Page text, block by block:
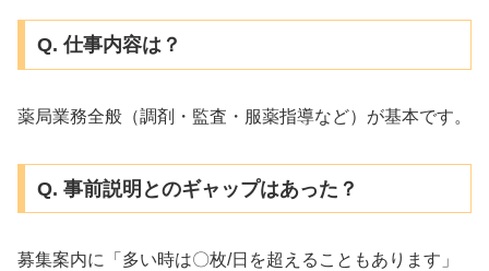
Q. 仕事内容は？
薬局業務全般（調剤・監査・服薬指導など）が基本です。
Q. 事前説明とのギャップはあった？
募集案内に「多い時は〇枚/日を超えることもあります」